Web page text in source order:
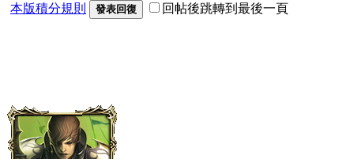
本版積分規則 發表回復 回帖後跳轉到最後一頁